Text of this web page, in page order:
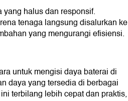
halus dan responsif.
tenaga langsung disalurkan ke
yang mengurangi efisiensi.
untuk mengisi daya baterai di
daya yang tersedia di berbagai
terbilang lebih cepat dan praktis,